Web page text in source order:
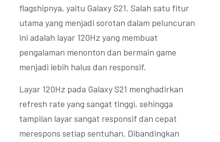
flagshipnya, yaitu Galaxy S21. Salah satu fitur
utama yang menjadi sorotan dalam peluncuran
ini adalah layar 120Hz yang membuat
pengalaman menonton dan bermain game
menjadi lebih halus dan responsif.
Layar 120Hz pada Galaxy S21 menghadirkan
refresh rate yang sangat tinggi, sehingga
tampilan layar sangat responsif dan cepat
merespons setiap sentuhan. Dibandingkan